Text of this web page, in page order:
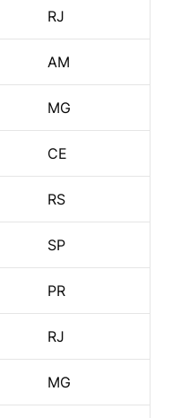
RJ
AM
MG
CE
RS
SP
PR
RJ
MG